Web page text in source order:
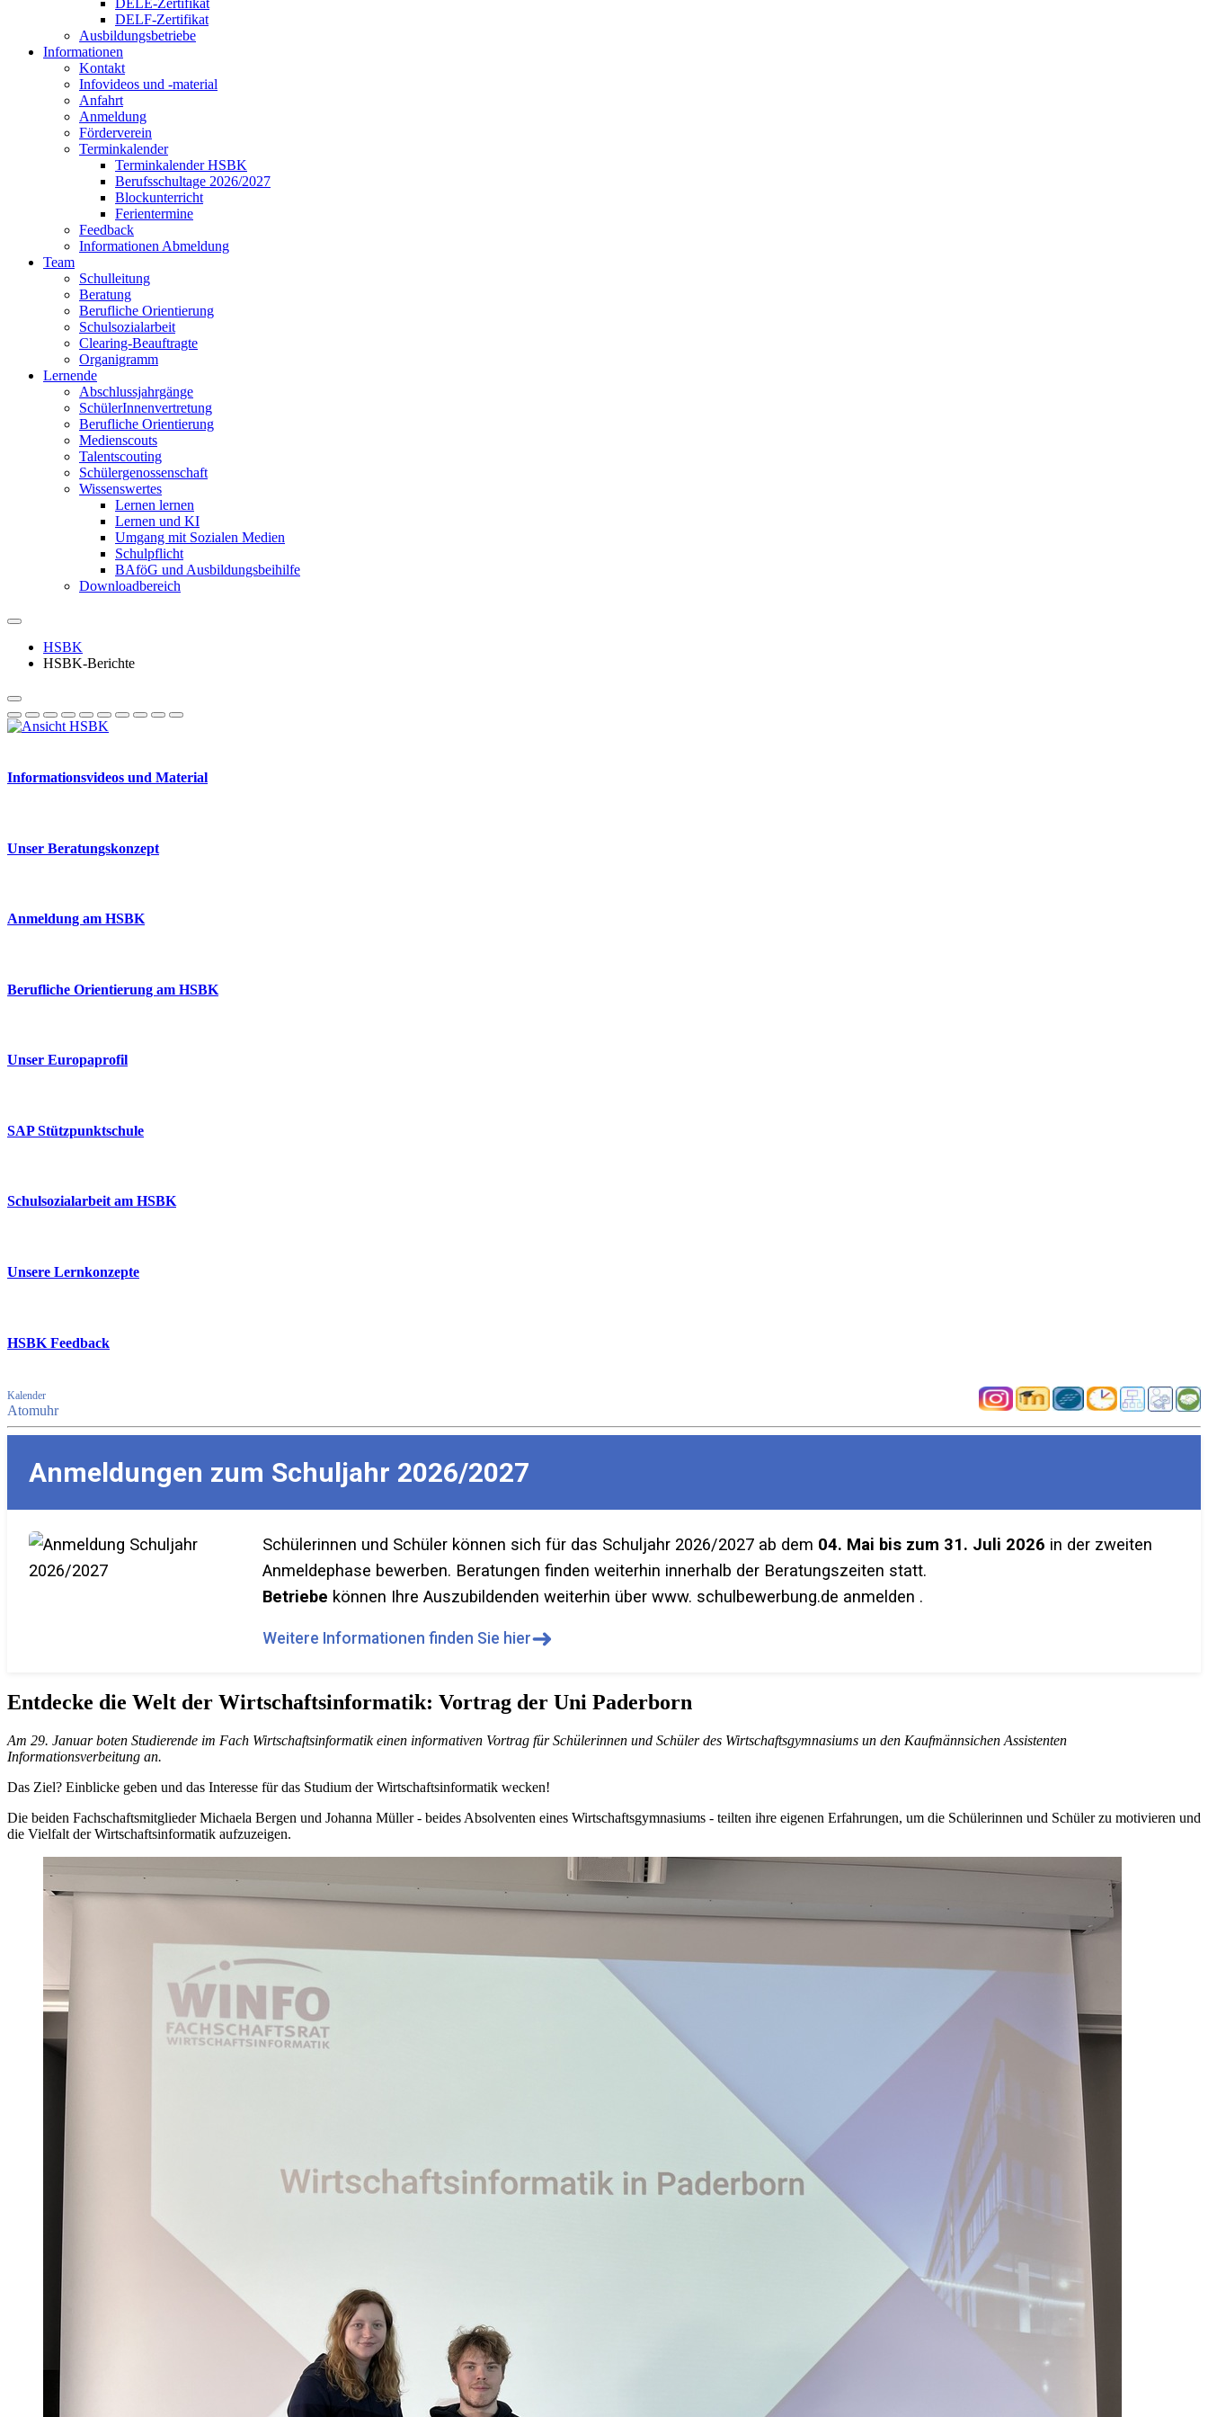
DELE-Zertifikat
DELF-Zertifikat
Ausbildungsbetriebe
Informationen
Kontakt
Infovideos und -material
Anfahrt
Anmeldung
Förderverein
Terminkalender
Terminkalender HSBK
Berufsschultage 2026/2027
Blockunterricht
Ferientermine
Feedback
Informationen Abmeldung
Team
Schulleitung
Beratung
Berufliche Orientierung
Schulsozialarbeit
Clearing-Beauftragte
Organigramm
Lernende
Abschlussjahrgänge
SchülerInnenvertretung
Berufliche Orientierung
Medienscouts
Talentscouting
Schüler­genossen­schaft
Wissenswertes
Lernen lernen
Lernen und KI
Umgang mit Sozialen Medien
Schulpflicht
BAföG und Ausbildungsbeihilfe
Downloadbereich
HSBK
HSBK-Berichte
Informationsvideos und Material
Unser Beratungskonzept
Anmeldung am HSBK
Berufliche Orientierung am HSBK
Unser Europaprofil
SAP Stützpunktschule
Schulsozialarbeit am HSBK
Unsere Lernkonzepte
HSBK Feedback
Kalender
Atomuhr
Anmeldungen zum Schuljahr 2026/2027
Schülerinnen und Schüler können sich für das Schuljahr 2026/2027 ab dem 04. Mai bis zum 31. Juli 2026 in der zweiten
Anmeldephase bewerben. Beratungen finden weiterhin innerhalb der Beratungszeiten statt.
Betriebe können Ihre Auszubildenden weiterhin über www. schulbewerbung.de anmelden .
Weitere Informationen finden Sie hier➜
Entdecke die Welt der Wirtschaftsinformatik: Vortrag der Uni Paderborn
Am 29. Januar boten Studierende im Fach Wirtschaftsinformatik einen informativen Vortrag für Schülerinnen und Schüler des Wirtschaftsgymnasiums un den Kaufmännsichen Assistenten
Informationsverbeitung an.
Das Ziel? Einblicke geben und das Interesse für das Studium der Wirtschaftsinformatik wecken!
Die beiden Fachschaftsmitglieder Michaela Bergen und Johanna Müller - beides Absolventen eines Wirtschaftsgymnasiums - teilten ihre eigenen Erfahrungen, um die Schülerinnen und Schüler zu motivieren und
die Vielfalt der Wirtschaftsinformatik aufzuzeigen.